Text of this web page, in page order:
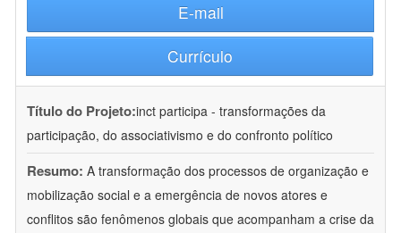
E-mail
Currículo
Título do Projeto:inct participa - transformações da
participação, do associativismo e do confronto político
Resumo: A transformação dos processos de organização e
mobilização social e a emergência de novos atores e
conflitos são fenômenos globais que acompanham a crise da